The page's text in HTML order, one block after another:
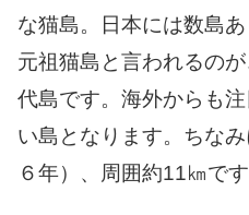
な猫島。日本には数島
元祖猫島と言われるの
代島です。海外からも
い島となります。ちな
６年）、周囲約11㎞です